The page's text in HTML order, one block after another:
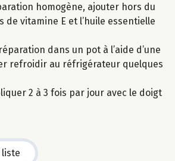
homogène, ajouter hors du
de vitamine E et l’huile essentielle
dans un pot à l’aide d’une
refroidir au réfrigérateur quelques
2 à 3 fois par jour avec le doigt
liste